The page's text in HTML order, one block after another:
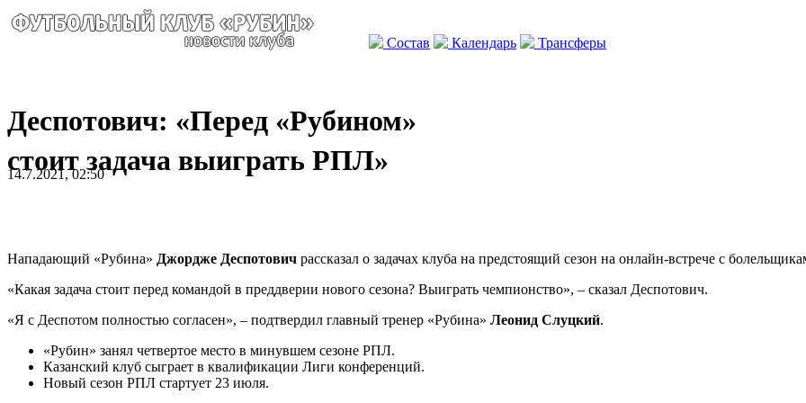
Состав Календарь Трансферы
Деспотович: «Перед «Рубином»
стоит задача выиграть РПЛ»
14.7.2021, 02:50
Нападающий «Рубина» Джордже Деспотович рассказал о задачах клуба на предстоящий сезон на онлайн-встрече с
«Какая задача стоит перед командой в преддверии нового сезона? Выиграть чемпионство», – сказал Деспотович.
«Я с Деспотом полностью согласен», – подтвердил главный тренер «Рубина» Леонид Слуцкий.
«Рубин» занял четвертое место в минувшем сезоне РПЛ.
Казанский клуб сыграет в квалификации Лиги конференций.
Новый сезон РПЛ стартует 23 июля.